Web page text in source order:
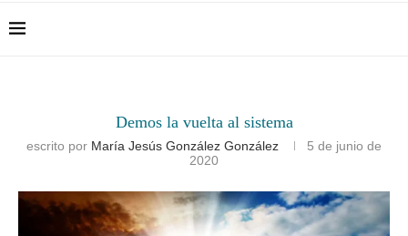
Demos la vuelta al sistema
escrito por María Jesús González González
5 de junio de
2020